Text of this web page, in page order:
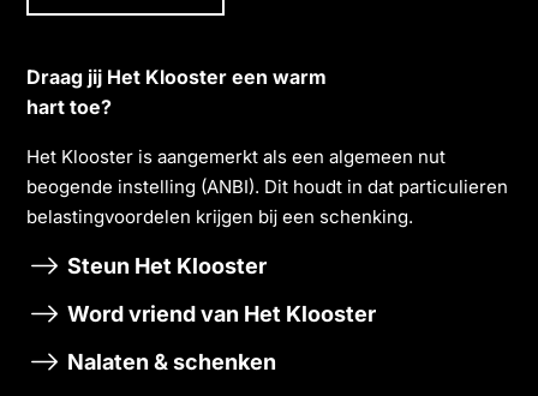
Draag jij Het Klooster een warm
hart toe?
Het Klooster is aangemerkt als een algemeen nut
beogende instelling (ANBI). Dit houdt in dat particulieren
belastingvoordelen krĳgen bĳ een schenking.
Steun Het Klooster
Word vriend van Het Klooster
Nalaten & schenken